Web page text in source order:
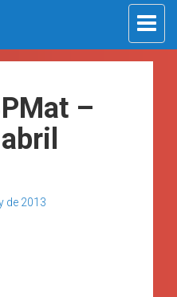
Toggle
–
de 2013